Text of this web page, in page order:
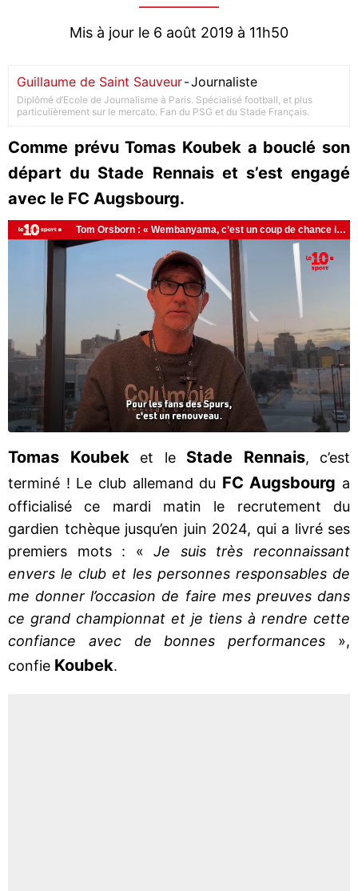
Mis à jour le 6 août 2019 à 11h50
Guillaume de Saint Sauveur-Journaliste
Diplômé d’Ecole de Journalisme à Paris. Spécialisé football, et plus
particulièrement sur le mercato. Fan du PSG et du Stade Français.
Comme prévu Tomas Koubek a bouclé son
départ du Stade Rennais et s’est engagé
avec le FC Augsbourg.
Tomas Koubek et le Stade Rennais, c’est
terminé ! Le club allemand du FC Augsbourg a
officialisé ce mardi matin le recrutement du
gardien tchèque jusqu’en juin 2024, qui a livré ses
premiers mots : «Je suis très reconnaissant
envers le club et les personnes responsables de
me donner l’occasion de faire mes preuves dans
ce grand championnat et je tiens à rendre cette
confiance avec de bonnes performances »,
confie Koubek.